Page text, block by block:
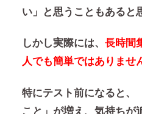
い」と思うこともあると
しかし実際には、 長時間
人でも簡単ではありませ
特にテスト前になると、
こと」 が増え、気持ちが